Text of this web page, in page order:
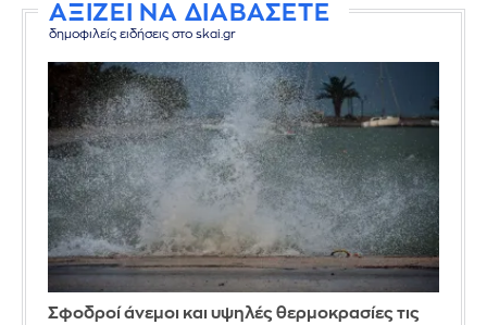
ΑΞΙΖΕΙ ΝΑ ΔΙΑΒΑΣΕΤΕ
δημοφιλείς ειδήσεις στο skai.gr
Σφοδροί άνεμοι και υψηλές θερμοκρασίες τις